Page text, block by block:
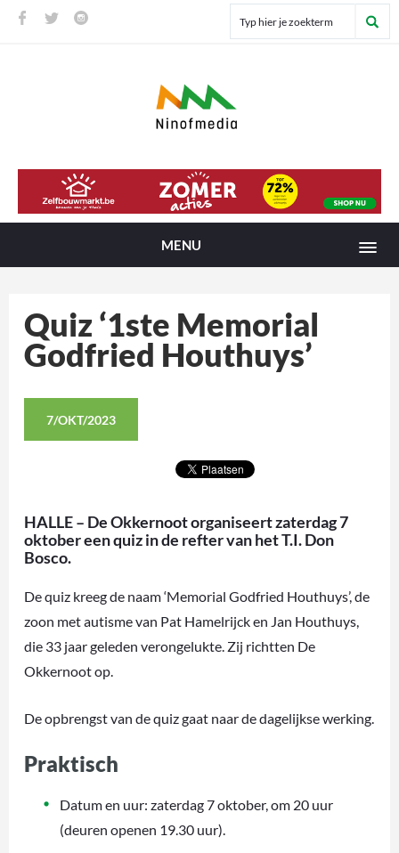
MENU
Quiz ‘1ste Memorial
Godfried Houthuys’
7/OKT/2023
HALLE – De Okkernoot organiseert zaterdag 7
oktober een quiz in de refter van het T.I. Don
Bosco.
De quiz kreeg de naam ‘Memorial Godfried Houthuys’, de
zoon met autisme van Pat Hamelrijck en Jan Houthuys,
die 33 jaar geleden verongelukte. Zij richtten De
Okkernoot op.
De opbrengst van de quiz gaat naar de dagelijkse werking.
Praktisch
Datum en uur: zaterdag 7 oktober, om 20 uur
(deuren openen 19.30 uur).